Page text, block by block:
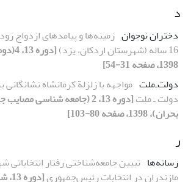
د
دختران نوجوان
16 ساله (شهرستان اردکان، یزد)
1398، صفحه 31-54]
دولت‌ـ‌ملت مواجهه با زلزلة کرمانشاه نشانگانی
دولت‌ ـ ‌ملت
[دوره 13، 2 (جامعه شناسی
بحران)، 1398، صفحه 80-103]
ر
رسانه‌ها تبیین جامعه‌شناختی رفتار انتخاباتی
مازندران در انتخابات رئیس‌جمهوری